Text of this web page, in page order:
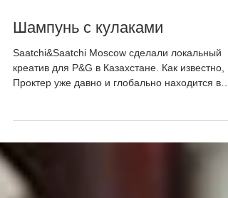
Шампунь с кулаками
Saatchi&Saatchi Moscow сделали локальный
креатив для P&G в Казахстане. Как известно,
Проктер уже давно и глобально находится в